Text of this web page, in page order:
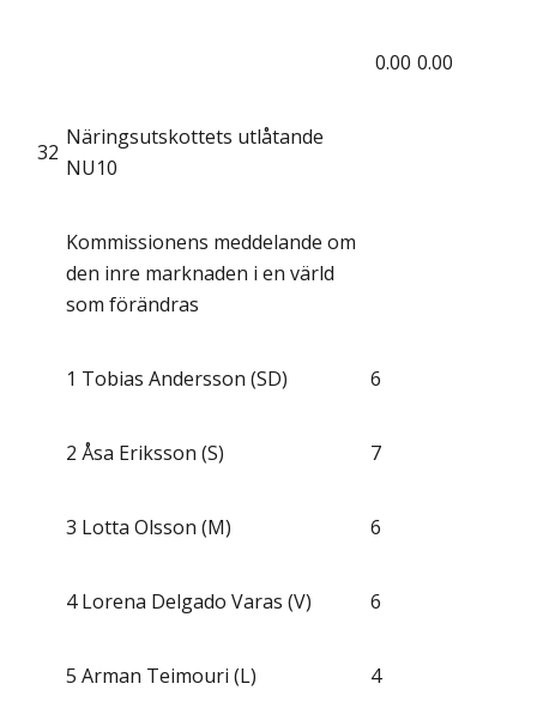
0.00 0.00
32
Näringsutskottets utlåtande
NU10
Kommissionens meddelande om
den inre marknaden i en värld
som förändras
1 Tobias Andersson (SD) 6
2 Åsa Eriksson (S) 7
3 Lotta Olsson (M) 6
4 Lorena Delgado Varas (V) 6
5 Arman Teimouri (L) 4